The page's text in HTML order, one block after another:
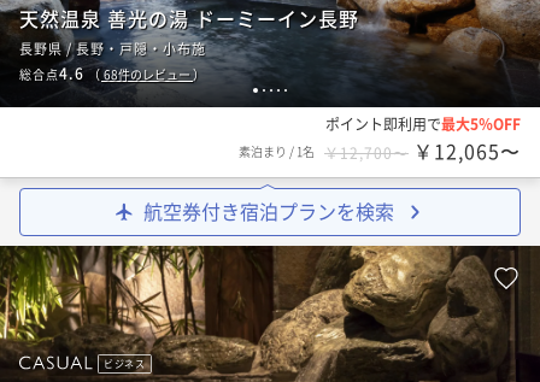
1 2 3 4 5
天然温泉 善光の湯 ドーミーイン長野
長野県 / 長野・戸隠・小布施
総合点4.6（ 68件のレビュー）
ポイント即利用で最大5％OFF
素泊まり / 1名 ￥12,700〜 ￥12,065〜
航空券付き宿泊プランを検索
ビジネス